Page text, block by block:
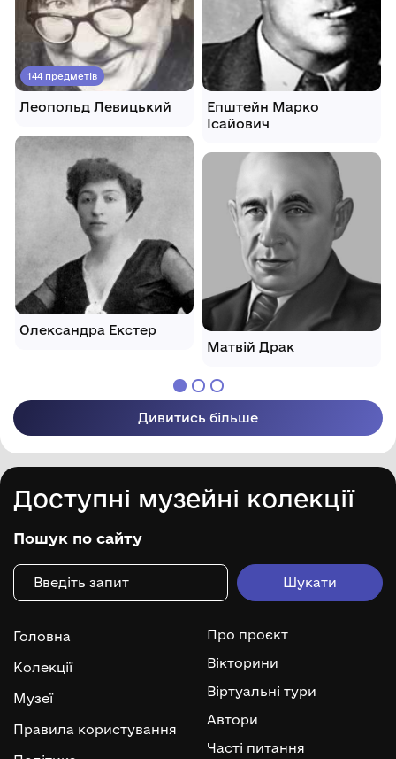
144 предметів
Леопольд Левицький
Олександра Екстер
Епштейн Марко
Ісайович
Матвій Драк
Дивитись більше
Доступні музейні колекції
Пошук по сайту
Головна
Колекції
Музеї
Правила користування
Про проєкт
Вікторини
Віртуальні тури
Автори
Часті питання